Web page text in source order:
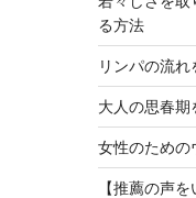
る方法
リンパの流れ
大人の思春期
女性のための
【推薦の声